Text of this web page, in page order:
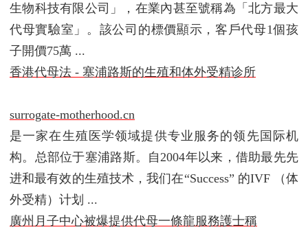
生物科技有限公司」，在業內甚至號稱為「北方最大
代母實驗室」。該公司的標價顯示，客戶代母1個孩
子開價75萬 ...
香港代母法 - 塞浦路斯的生殖和体外受精诊所
surrogate-motherhood.cn
是一家在生殖医学领域提供专业服务的领先国际机
构。总部位于塞浦路斯。自2004年以来，借助最先先
进和最有效的生殖技术，我们在“Success” 的IVF （体
外受精）计划 ...
廣州月子中心被爆提供代母一條龍服務護士稱